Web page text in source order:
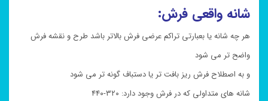
شانه واقعی فرش:
هر چه شانه یا بعبارتی تراکم عرضی فرش بالاتر باشد طرح و نقشه فرش
واضح تر می شود
و به اصطلاح فرش ریز بافت تر یا دستباف گونه تر می شود
شانه های متداولی که در فرش وجود دارد: ۳۲۰-۴۴۰